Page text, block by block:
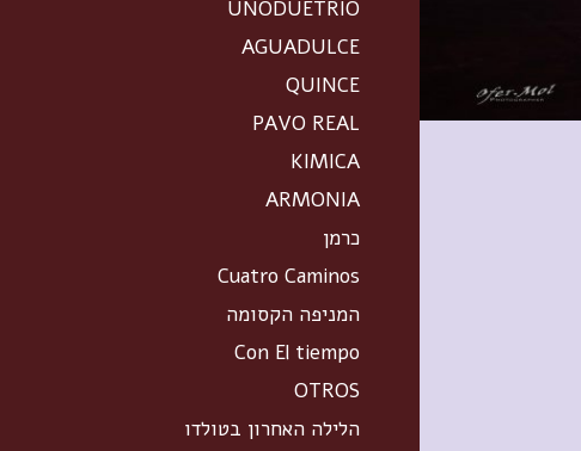
UNODUETRIO
AGUADULCE
QUINCE
PAVO REAL
KIMICA
ARMONIA
כרמן
Cuatro Caminos
המניפה הקסומה
Con El tiempo
OTROS
הלילה האחרון בטולדו